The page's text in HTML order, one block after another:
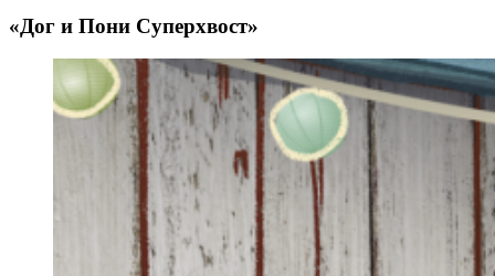
«Дог и Пони Суперхвост»